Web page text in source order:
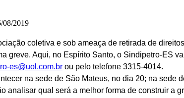
08/2019
coletiva e sob ameaça de retirada de
greve. Aqui, no Espírito Santo, o Sindipetro-ES
es@uol.com.br ou pelo telefone 3315-4014.
na sede de São Mateus, no dia 20; na sede
analisar qual será a melhor forma de construir a